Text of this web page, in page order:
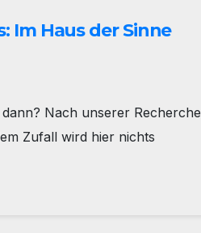
Im Haus der Sinne
Nach unserer Recherche
Zufall wird hier nichts